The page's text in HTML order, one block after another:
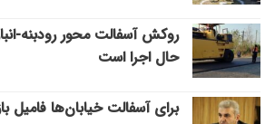
روکش آسفالت محور رودبنه-
حال اجرا است
برای آسفالت خیابان‌ها فامیل